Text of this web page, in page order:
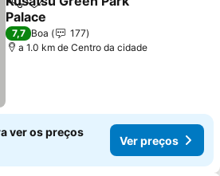
PartilharAdicionar aos favoritos
Palace
7,7 Boa
177
a 1.0 km de Centro da cidade
ver os preços
Ver preços